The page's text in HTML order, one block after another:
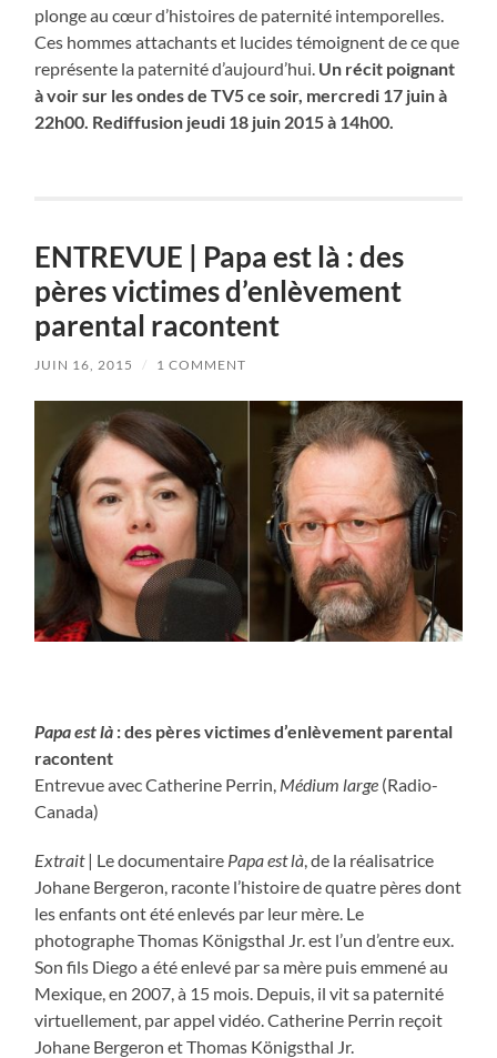
plonge au cœur d’histoires de paternité intemporelles.
Ces hommes attachants et lucides témoignent de ce que
représente la paternité d’aujourd’hui. Un récit poignant
à voir sur les ondes de TV5 ce soir, mercredi 17 juin à
22h00. Rediffusion jeudi 18 juin 2015 à 14h00.
ENTREVUE | Papa est là : des
pères victimes d’enlèvement
parental racontent
JUIN 16, 2015 / 1 COMMENT
Papa est là : des pères victimes d’enlèvement parental
racontent
Entrevue avec Catherine Perrin, Médium large (Radio-
Canada)
Extrait| Le documentaire Papa est là, de la réalisatrice
Johane Bergeron, raconte l’histoire de quatre pères dont
les enfants ont été enlevés par leur mère. Le
photographe Thomas Königsthal Jr. est l’un d’entre eux.
Son fils Diego a été enlevé par sa mère puis emmené au
Mexique, en 2007, à 15 mois. Depuis, il vit sa paternité
virtuellement, par appel vidéo. Catherine Perrin reçoit
Johane Bergeron et Thomas Königsthal Jr.